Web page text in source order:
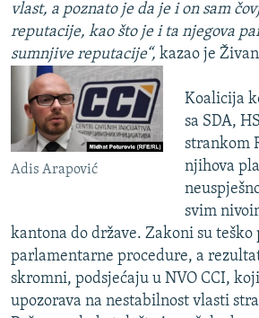
vlast, a poznato je da je i on sam
reputacije, kao što je i ta njegova
sumnjive reputacije“, kazao je
Adis Arapović
Koalicija
sa SDA,
strankom
njihova
svim
kantona do države. Zakoni su
parlamentarne procedure, a
skromni, podsjećaju u NVO CCI,
upozorava na nestabilnost vlasti